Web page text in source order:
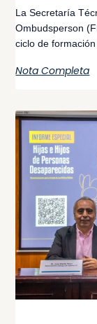
La Secretaría
Ombudsperson
ciclo de
Nota Completa